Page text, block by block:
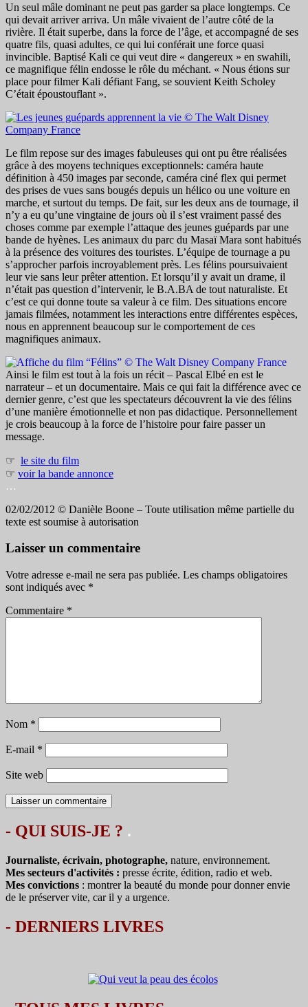
Un seul mâle dominant ne peut pas garder sa place longtemps. Ce
qui devait arriver arriva. Un mâle vivaient de l’autre côté de la
rivière. Il était superbe, dans la force de l’âge, et accompagné de ses
quatre fils, quasi adultes, ce qui lui conférait une force quasi
invincible. Baptisé Kali ce qui veut dire « dangereux » en swahili,
ce magnifique félin endosse le rôle du méchant. « Nous étions sur
place pour filmer Kali défiant Fang, se souvient Keith Scholey
C’était époustouflant ».
Le film repose sur des images fabuleuses qui ont pu être réalisées
grâce à des moyens techniques exceptionnels: caméra haute
définition à 450 images par seconde, caméra ciné flex qui permet
des prises de vues sans bougés depuis un hélico ou une voiture en
marche, et surtout du temps. De fait, sur les deux ans de tournage, il
n’y a eu qu’une vingtaine de jours où il s’est vraiment passé des
choses comme par exemple l’attaque des jeunes guépards par une
bande de hyènes. Les animaux du parc du Masaï Mara sont habitués
à la présence des voitures des touristes. L’équipe de tournage a pu
s’approcher parfois incroyablement près. Les félins poursuivaient
leur vie sans leur prêter attention. Et lorsqu’il y avait un drame, il
n’était pas question d’intervenir, le B.A.BA de tout naturaliste. Et
c’est ce qui donne toute sa valeur à ce film. Des situations encore
jamais filmées, notamment les interactions entre différentes espèces,
nous en apprennent beaucoup sur le comportement de ces
magnifiques animaux.
Ainsi le film est tout à la fois un récit – Pascal Elbé en est le
narrateur – et un documentaire. Mais ce qui fait la différence avec ce
dernier genre, c’est que les spectateurs découvrent la vie des félins
d’une manière émotionnelle et non pas didactique. Personnellement
je crois beaucoup à la force de l’histoire pour faire passer un
message.
☞ le site du film
☞ voir la bande annonce
…
02/02/2012 © Danièle Boone – Toute utilisation même partielle du
texte est soumise à autorisation
Laisser un commentaire
Votre adresse e-mail ne sera pas publiée. Les champs obligatoires
sont indiqués avec *
Commentaire *
Nom *
E-mail *
Site web
- QUI SUIS-JE ? .
Journaliste, écrivain, photographe, nature, environnement.
Mes secteurs d'activités : presse écrite, édition, radio et web.
Mes convictions : montrer la beauté du monde pour donner envie
de le préserver vite, car il y a urgence.
- DERNIERS LIVRES